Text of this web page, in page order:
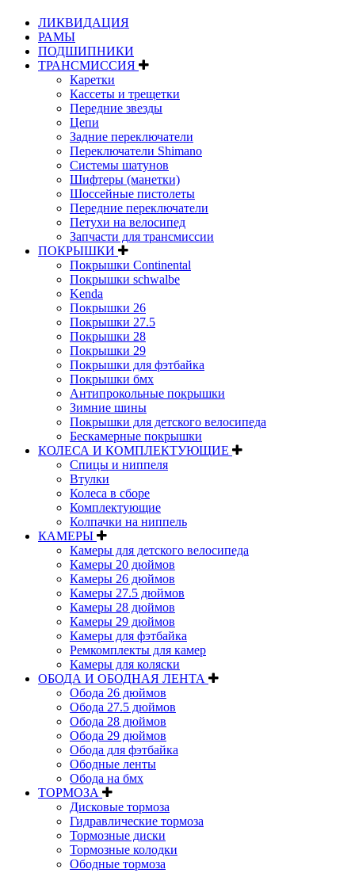
ЛИКВИДАЦИЯ
РАМЫ
ПОДШИПНИКИ
ТРАНСМИССИЯ
Каретки
Кассеты и трещетки
Передние звезды
Цепи
Задние переключатели
Переключатели Shimano
Системы шатунов
Шифтеры (манетки)
Шоссейные пистолеты
Передние переключатели
Петухи на велосипед
Запчасти для трансмиссии
ПОКРЫШКИ
Покрышки Continental
Покрышки schwalbe
Kenda
Покрышки 26
Покрышки 27.5
Покрышки 28
Покрышки 29
Покрышки для фэтбайка
Покрышки бмх
Антипрокольные покрышки
Зимние шины
Покрышки для детского велосипеда
Бескамерные покрышки
КОЛЕСА И КОМПЛЕКТУЮЩИЕ
Спицы и ниппеля
Втулки
Колеса в сборе
Комплектующие
Колпачки на ниппель
КАМЕРЫ
Камеры для детского велосипеда
Камеры 20 дюймов
Камеры 26 дюймов
Камеры 27.5 дюймов
Камеры 28 дюймов
Камеры 29 дюймов
Камеры для фэтбайка
Ремкомплекты для камер
Камеры для коляски
ОБОДА И ОБОДНАЯ ЛЕНТА
Обода 26 дюймов
Обода 27.5 дюймов
Обода 28 дюймов
Обода 29 дюймов
Обода для фэтбайка
Ободные ленты
Обода на бмх
ТОРМОЗА
Дисковые тормоза
Гидравлические тормоза
Тормозные диски
Тормозные колодки
Ободные тормоза